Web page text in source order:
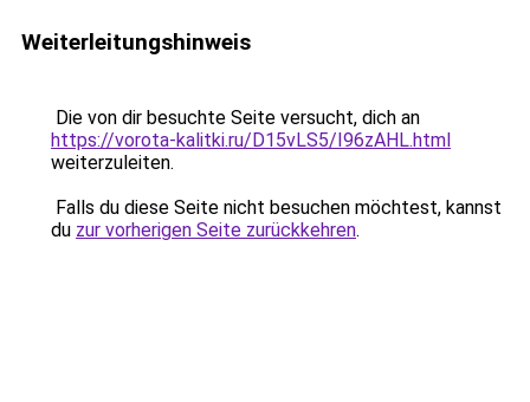
Weiterleitungshinweis
Die von dir besuchte Seite versucht, dich an
https://vorota-kalitki.ru/D15vLS5/I96zAHL.html
weiterzuleiten.
Falls du diese Seite nicht besuchen möchtest, kannst
du zur vorherigen Seite zurückkehren.